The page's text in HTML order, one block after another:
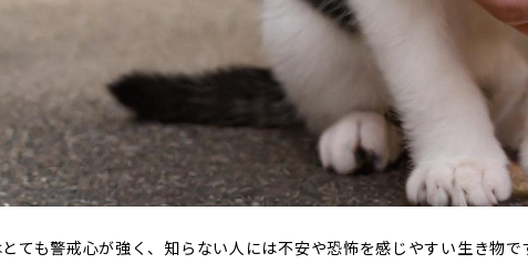
ても警戒心が強く、知らない人には不安や恐怖を感じやすい生き物